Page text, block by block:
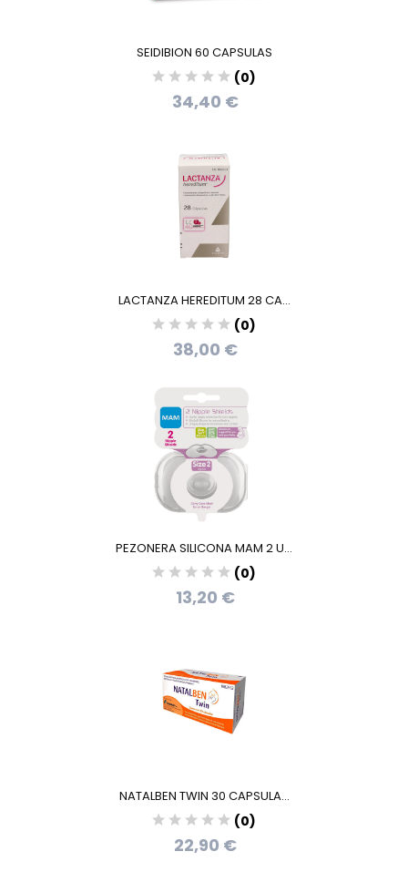
SEIDIBION 60 CAPSULAS
(0)
34,40 €
LACTANZA HEREDITUM 28 CA...
(0)
38,00 €
PEZONERA SILICONA MAM 2 U...
(0)
13,20 €
NATALBEN TWIN 30 CAPSULA...
(0)
22,90 €